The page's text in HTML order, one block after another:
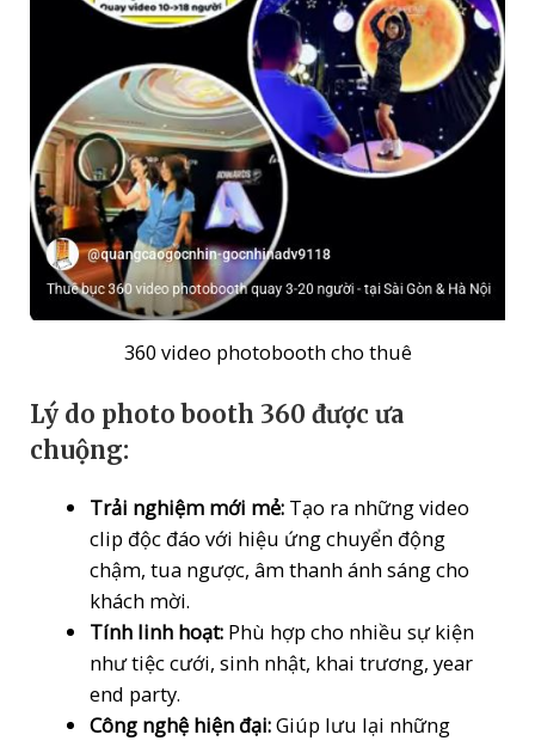
360 video photobooth cho thuê
Lý do photo booth 360 được ưa
chuộng:
Trải nghiệm mới mẻ: Tạo ra những video
clip độc đáo với hiệu ứng chuyển động
chậm, tua ngược, âm thanh ánh sáng cho
khách mời.
Tính linh hoạt: Phù hợp cho nhiều sự kiện
như tiệc cưới, sinh nhật, khai trương, year
end party.
Công nghệ hiện đại:Giúp lưu lại những